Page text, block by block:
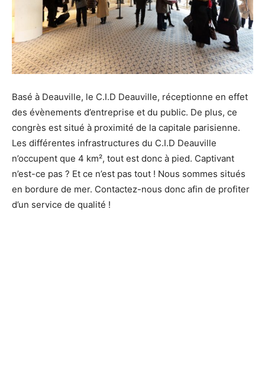
Basé à Deauville, le C.I.D Deauville, réceptionne en effet
des évènements d’entreprise et du public. De plus, ce
congrès est situé à proximité de la capitale parisienne.
Les différentes infrastructures du C.I.D Deauville
n’occupent que 4 km², tout est donc à pied. Captivant
n’est-ce pas ? Et ce n’est pas tout ! Nous sommes situés
en bordure de mer. Contactez-nous donc afin de profiter
d’un service de qualité !